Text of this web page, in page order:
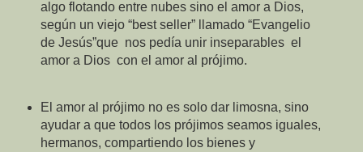
algo flotando entre nubes sino el amor a Dios,
según un viejo “best seller” llamado “Evangelio
de Jesús”que nos pedía unir inseparables el
amor a Dios con el amor al prójimo.
El amor al prójimo no es solo dar limosna, sino
ayudar a que todos los prójimos seamos iguales,
hermanos, compartiendo los bienes y